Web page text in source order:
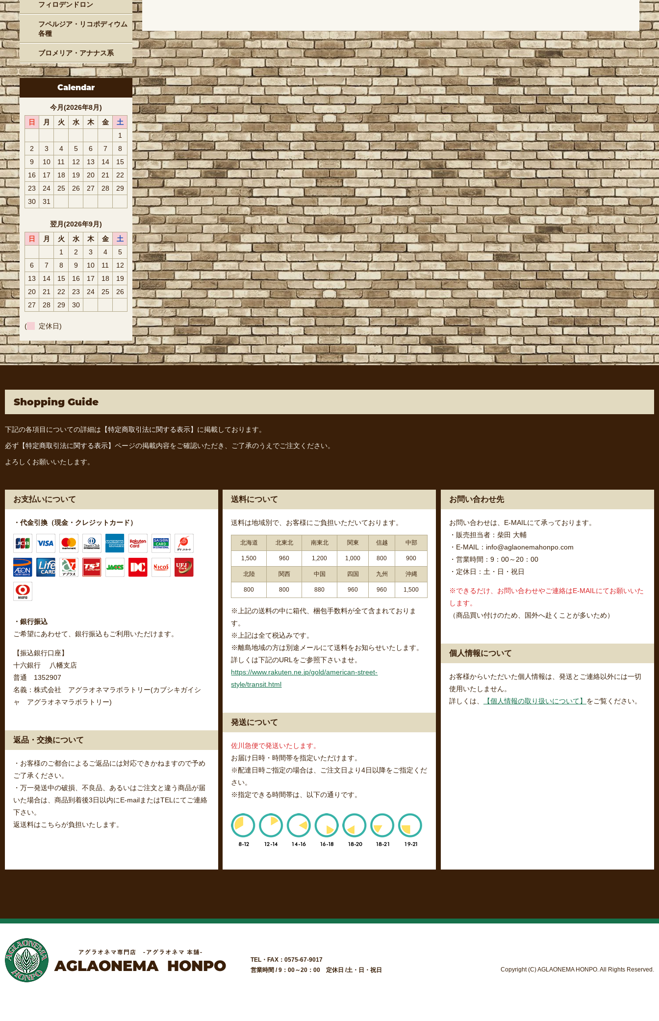
フィロデンドロン
フペルジア・リコポディウム
各種
ブロメリア・アナナス系
Calendar
今月(2026年8月)
日
月 火 水 木 金
土
1
2
3 4 5 6 7
8
9
10 11 12 13 14
15
16
17 18 19 20 21
22
23
24 25 26 27 28
29
30
31
翌月(2026年9月)
日
月 火 水 木 金
土
1
2 3 4
5
6
7 8 9 10 11
12
13
14 15 16 17 18
19
20
21 22 23 24 25
26
27
28 29 30
( 定休日)
Shopping Guide
下記の各項目についての詳細は 【特定商取引法に関する表示】 に掲載しております。
必ず 【特定商取引法に関する表示】 ページの掲載内容をご確認いただき、ご了承のうえでご注文ください。
よろしくお願いいたします。
お支払いについて
・代金引換（現金・クレジットカード）
・銀行振込
ご希望にあわせて、銀行振込もご利用いただけます。
【振込銀行口座】
十六銀行 八幡支店
普通 1352907
名義：株式会社 アグラオネマラボラトリー(カブシキガイシ
ャ アグラオネマラボラトリー)
返品・交換について
・お客様のご都合によるご返品には対応できかねますので予め
ご了承ください。
・万一発送中の破損、不良品、あるいはご注文と違う商品が届
いた場合は、商品到着後3日以内にE-mailまたはTELにてご連絡
下さい。
返送料はこちらが負担いたします。
送料について
送料は地域別で、お客様にご負担いただいております。
北海道 北東北 南東北 関東 信越 中部
1,500 960 1,200 1,000 800 900
北陸 関西 中国 四国 九州 沖縄
800 800 880 960 960 1,500
※上記の送料の中に箱代、梱包手数料が全て含まれておりま
す。
※上記は全て税込みです。
※離島地域の方は別途メールにて送料をお知らせいたします。
詳しくは下記のURLをご参照下さいませ。
https://www.rakuten.ne.jp/gold/american-street-
style/transit.html
発送について
佐川急便で発送いたします。
お届け日時・時間帯を指定いただけます。
※配達日時ご指定の場合は、ご注文日より4日以降をご指定くだ
さい。
※指定できる時間帯は、以下の通りです。
お問い合わせ先
お問い合わせは、E-MAILにて承っております。
・販売担当者：柴田 大輔
・E-MAIL：info@aglaonemahonpo.com
・営業時間：9：00～20：00
・定休日：土・日・祝日
※できるだけ、お問い合わせやご連絡はE-MAILにてお願いいた
します。
（商品買い付けのため、国外へ赴くことが多いため）
個人情報について
お客様からいただいた個人情報は、発送とご連絡以外には一切
使用いたしません。
詳しくは、
【個人情報の取り扱いについて】 をご覧ください。
TEL・FAX：0575-67-9017
営業時間 / 9：00～20：00 定休日 /土・日・祝日
Copyright (C) AGLAONEMA HONPO. All Rights Reserved.